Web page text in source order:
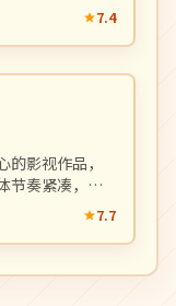
7.4
影视作品，
节奏紧凑，值
7.7